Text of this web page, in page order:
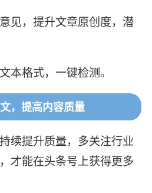
见，提升文章原创度，潜
本格式，一键检测。
，提高内容质量
续提升质量，多关注行业
才能在头条号上获得更多